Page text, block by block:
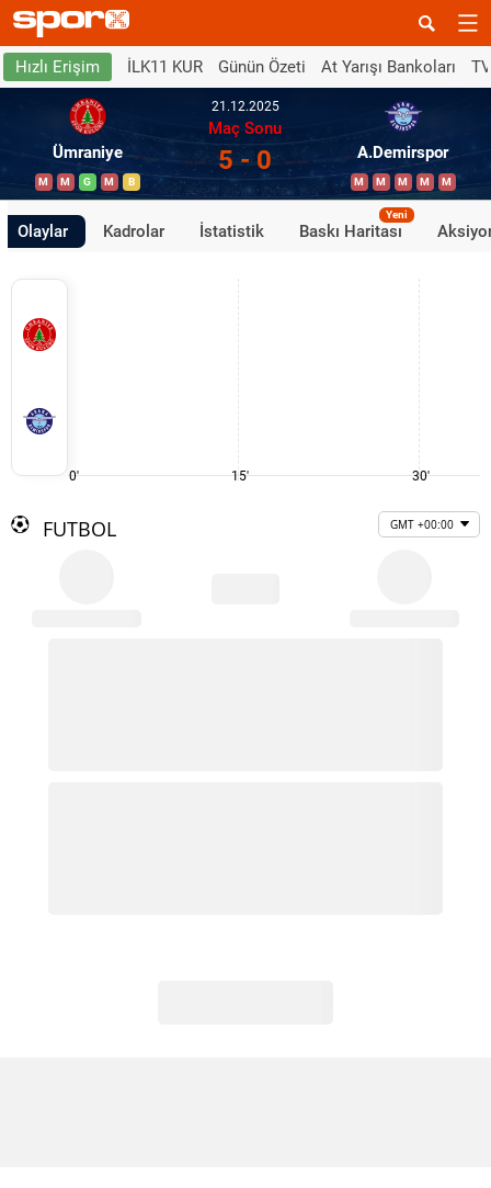
Hızlı Erişim İLK11 KUR Günün Özeti At Yarışı Bankoları
Ümraniye
M M G M B
21.12.2025
Maç Sonu
5 - 0 A.Demirspor
M M M M M
Olaylar Kadrolar İstatistik Baskı Haritası
Yeni
0' 15' 30'
FUTBOL GMT +00:00